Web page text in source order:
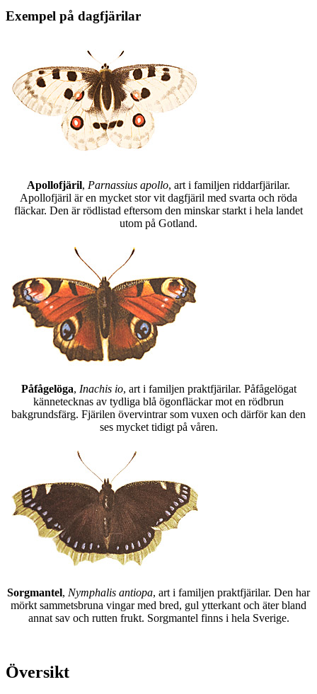
Exempel på dagfjärilar
Apollofjäril, Parnassius apollo, art i familjen riddarfjärilar.
Apollofjäril är en mycket stor vit dagfjäril med svarta och röda
fläckar. Den är rödlistad eftersom den minskar starkt i hela landet
utom på Gotland.
Påfågelöga, Inachis io, art i familjen praktfjärilar. Påfågelögat
kännetecknas av tydliga blå ögonfläckar mot en rödbrun
bakgrundsfärg. Fjärilen övervintrar som vuxen och därför kan den
ses mycket tidigt på våren.
Sorgmantel, Nymphalis antiopa, art i familjen praktfjärilar. Den har
mörkt sammetsbruna vingar med bred, gul ytterkant och äter bland
annat sav och rutten frukt. Sorgmantel finns i hela Sverige.
Översikt